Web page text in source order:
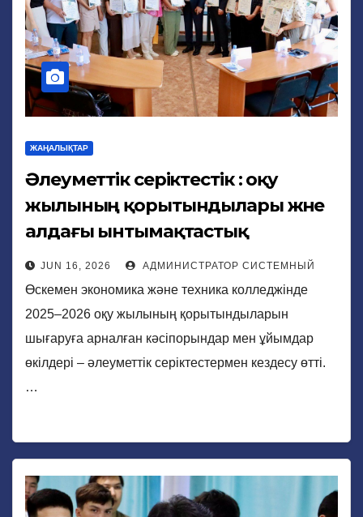
ЖАҢАЛЫҚТАР
Әлеуметтік серіктестік : оқу
жылының қорытындылары және
алдағы ынтымақтастық
перспективалары
JUN 16, 2026 АДМИНИСТРАТОР СИСТЕМНЫЙ
Өскемен экономика және техника колледжінде
2025–2026 оқу жылының қорытындыларын
шығаруға арналған кәсіпорындар мен ұйымдар
өкілдері – әлеуметтік серіктестермен кездесу өтті.
…